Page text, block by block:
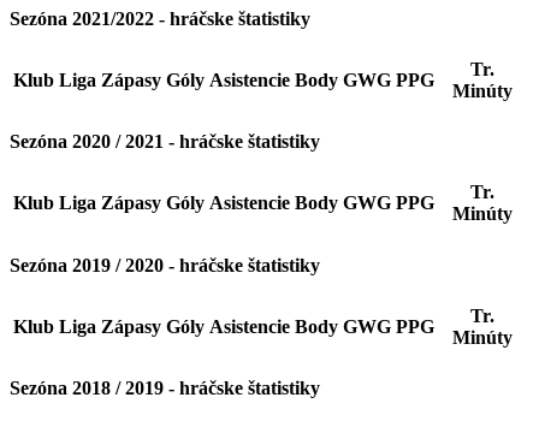
Sezóna 2021/2022 - hráčske štatistiky
Klub Liga Zápasy Góly Asistencie Body GWG PPG
Tr.
Minúty
Sezóna 2020 / 2021 - hráčske štatistiky
Klub Liga Zápasy Góly Asistencie Body GWG PPG
Tr.
Minúty
Sezóna 2019 / 2020 - hráčske štatistiky
Klub Liga Zápasy Góly Asistencie Body GWG PPG
Tr.
Minúty
Sezóna 2018 / 2019 - hráčske štatistiky